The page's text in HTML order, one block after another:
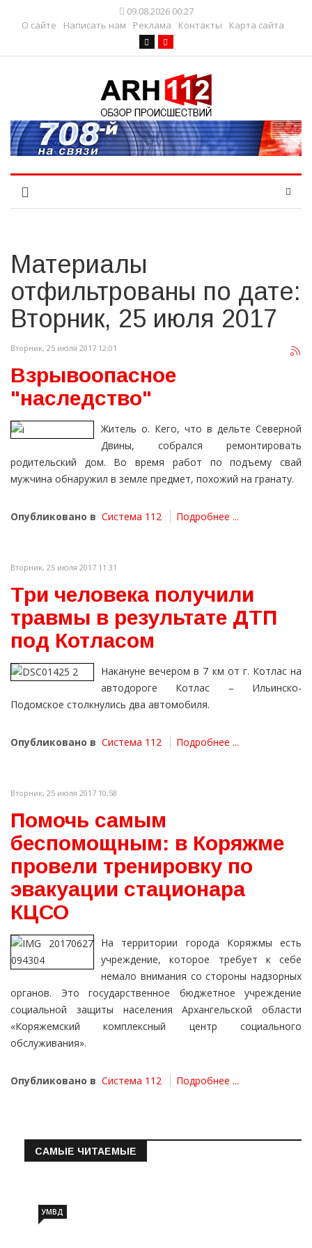
09.08.2026 00:27
О сайте
Написать нам Реклама Контакты Карта сайта
Материалы
отфильтрованы по дате:
Вторник, 25 июля 2017
Вторник, 25 июля 2017 12:01
Взрывоопасное
"наследство"
Житель о. Кего, что в дельте Северной
Двины, собрался ремонтировать
родительский дом. Во время работ по подъему свай
мужчина обнаружил в земле предмет, похожий на гранату.
Опубликовано в Система 112 Подробнее ...
Вторник, 25 июля 2017 11:31
Три человека получили
травмы в результате ДТП
под Котласом
Накануне вечером в 7 км от г. Котлас на
автодороге Котлас – Ильинско-
Подомское столкнулись два автомобиля.
Опубликовано в Система 112 Подробнее ...
Вторник, 25 июля 2017 10:58
Помочь самым
беспомощным: в Коряжме
провели тренировку по
эвакуации стационара
КЦСО
На территории города Коряжмы есть
учреждение, которое требует к себе
немало внимания со стороны надзорных
органов. Это государственное бюджетное учреждение
социальной защиты населения Архангельской области
«Коряжемский комплексный центр социального
обслуживания».
Опубликовано в Система 112 Подробнее ...
САМЫЕ ЧИТАЕМЫЕ
УМВД